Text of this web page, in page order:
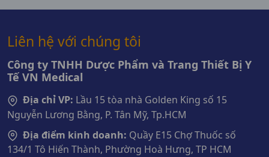
Liên hệ với chúng tôi
Công ty TNHH Dược Phẩm và Trang Thiết Bị Y
Tế VN Medical
Địa chỉ VP: Lầu 15 tòa nhà Golden King số 15
Nguyễn Lương Bằng, P. Tân Mỹ, Tp.HCM
Địa điểm kinh doanh: Quầy E15 Chợ Thuốc số
134/1 Tô Hiến Thành, Phường Hoà Hưng, TP HCM